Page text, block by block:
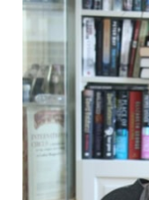
Abonneren